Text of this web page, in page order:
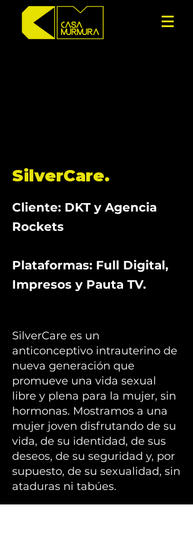
SilverCare.
Cliente: DKT y Agencia
Rockets
Plataformas: Full Digital,
Impresos y Pauta TV.
SilverCare es un
anticonceptivo intrauterino de
nueva generación que
promueve una vida sexual
libre y plena para la mujer, sin
hormonas. Mostramos a una
mujer joven disfrutando de su
vida, de su identidad, de sus
deseos, de su seguridad y, por
supuesto, de su sexualidad, sin
ataduras ni tabúes.